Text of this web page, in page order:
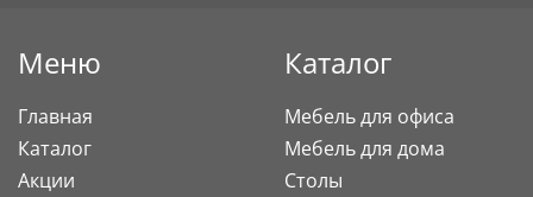
Меню
Главная
Каталог
Акции
Каталог
Мебель для офиса
Мебель для дома
Столы